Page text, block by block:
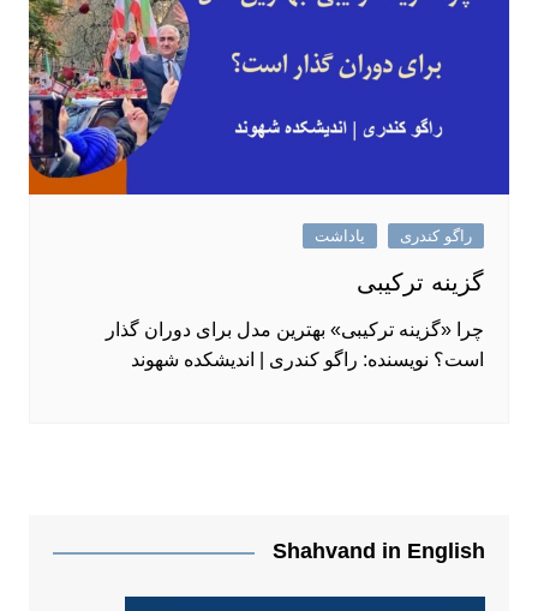
راگو کندری یاداشت
گزینه ترکیبی
چرا «گزینه ترکیبی» بهترین مدل برای دوران گذار
است؟ نویسنده: راگو کندری | اندیشکده شهوند
Shahvand in English